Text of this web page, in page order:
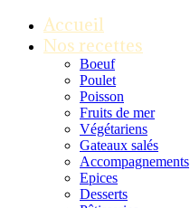
Accueil
Nos recettes
Boeuf
Poulet
Poisson
Fruits de mer
Végétariens
Gateaux salés
Accompagnements
Epices
Desserts